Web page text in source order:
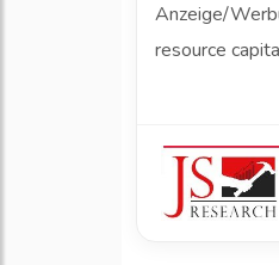
Anzeige/
resource